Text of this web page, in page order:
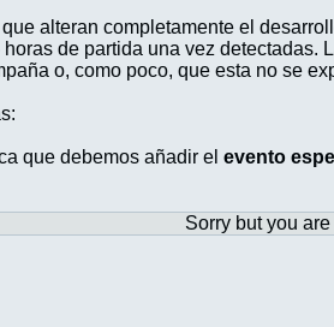
alteran completamente el
de partida una vez
o, como poco, que esta no se
que debemos añadir elevento
Sorry but you